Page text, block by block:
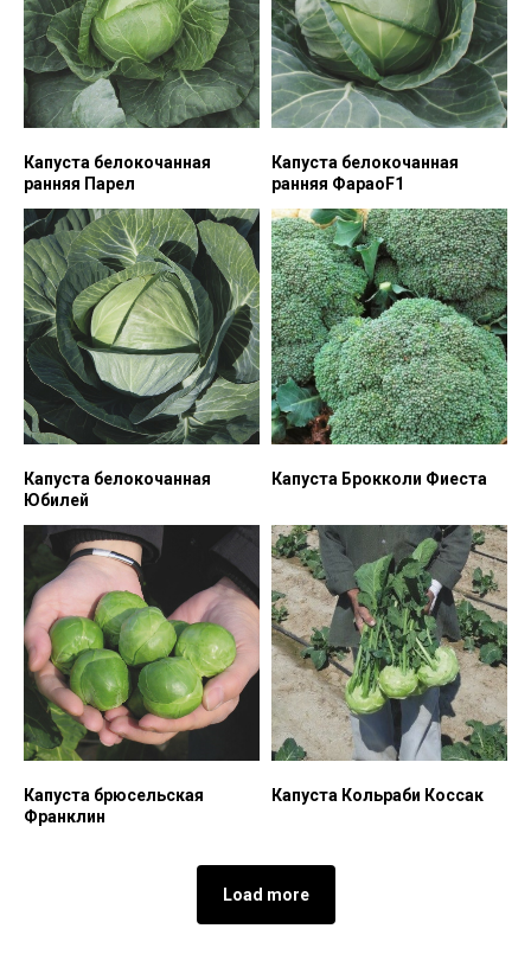
Капуста белокочанная
ранняя Парел
Капуста белокочанная
ранняя ФараоF1
Капуста белокочанная
Юбилей
Капуста Брокколи Фиеста
Капуста брюсельская
Франклин
Капуста Кольраби Коссак
Load more